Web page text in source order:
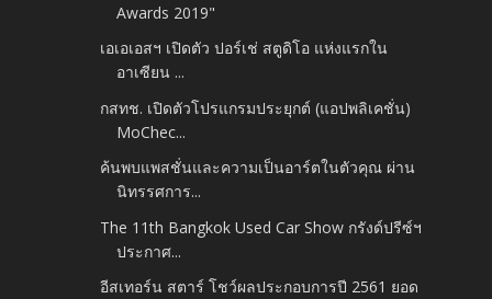
Awards 2019"
เอเอเอสฯ เปิดตัว ปอร์เช่ สตูดิโอ แห่งแรกใน
อาเซียน ...
กสทช. เปิดตัวโปรแกรมประยุกต์ (แอปพลิเคชั่น)
MoChec...
ค้นพบแพสชั่นและความเป็นอาร์ตในตัวคุณ ผ่าน
นิทรรศการ...
The 11th Bangkok Used Car Show กรังด์ปรีซ์ฯ
ประกาศ...
อีสเทอร์น สตาร์ โชว์ผลประกอบการปี 2561 ยอด